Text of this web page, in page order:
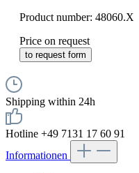
Product number: 48060.X
Price on request
to request form
Shipping within 24h
Hotline +49 7131 17 60 91
Informationen